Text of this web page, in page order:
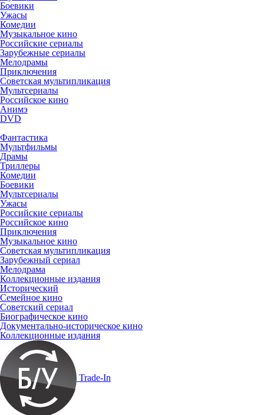
Боевики
Ужасы
Комедии
Музыкальное кино
Российские сериалы
Зарубежные сериалы
Мелодрамы
Приключения
Советская мультипликация
Мультсериалы
Российское кино
Анимэ
DVD
Фантастика
Мультфильмы
Драмы
Триллеры
Комедии
Боевики
Мультсериалы
Ужасы
Российские сериалы
Российское кино
Приключения
Музыкальное кино
Советская мультипликация
Зарубежный сериал
Мелодрама
Коллекционные издания
Исторический
Семейное кино
Советский сериал
Биографическое кино
Документально-историческое кино
Коллекционные издания
Trade-In